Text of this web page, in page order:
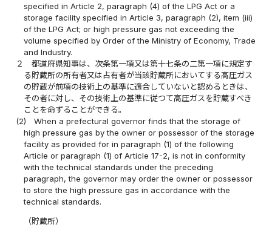
specified in Article 2, paragraph (4) of the LPG Act or a
storage facility specified in Article 3, paragraph (2), item (iii)
of the LPG Act; or high pressure gas not exceeding the
volume specified by Order of the Ministry of Economy, Trade
and Industry.
２
都道府県知事は、次条第一項又は第十七条の二第一項に規定す
る貯蔵所の所有者又は占有者が当該貯蔵所においてする高圧ガス
の貯蔵が前項の技術上の基準に適合していないと認めるときは、
その者に対し、その技術上の基準に従つて高圧ガスを貯蔵すべき
ことを命ずることができる。
(2)
When a prefectural governor finds that the storage of
high pressure gas by the owner or possessor of the storage
facility as provided for in paragraph (1) of the following
Article or paragraph (1) of Article 17-2, is not in conformity
with the technical standards under the preceding
paragraph, the governor may order the owner or possessor
to store the high pressure gas in accordance with the
technical standards.
（貯蔵所）